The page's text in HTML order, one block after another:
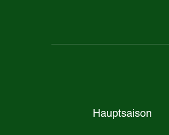
Hauptsaison